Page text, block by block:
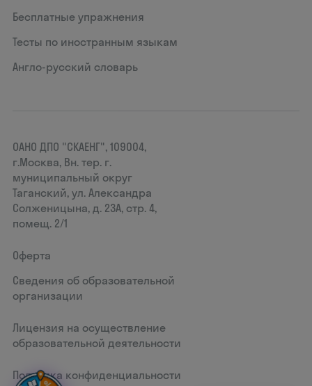
Бесплатные упражнения
Тесты по иностранным языкам
Англо-русский словарь
ОАНО ДПО "СКАЕНГ", 109004,
г.Москва, Вн. тер. г.
муниципальный округ
Таганский, ул. Александра
Солженицына, д. 23А, стр. 4,
помещ. 2/1
Оферта
Сведения об образовательной
организации
Лицензия на осуществление
образовательной деятельности
Политика конфиденциальности